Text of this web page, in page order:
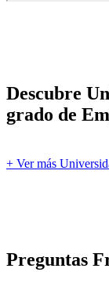
Descubre
grado de
+ Ver más
Preguntas